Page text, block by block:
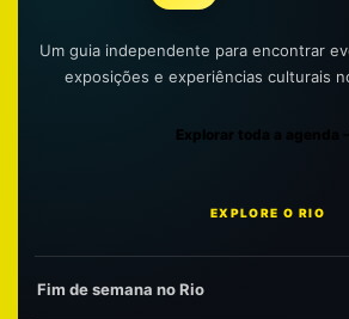
Um guia independente para encontrar
exposições e experiências culturais
Explorar toda a agenda
EXPLORE O RIO
Fim de semana no Rio